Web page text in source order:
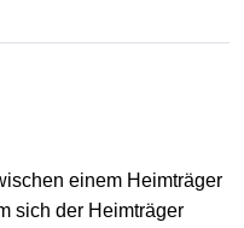
einem Heimträger
sich der Heimträger